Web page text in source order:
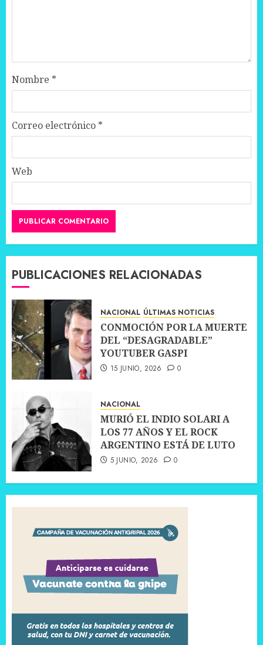
Nombre *
Correo electrónico *
Web
PUBLICACIONES RELACIONADAS
NACIONAL ÚLTIMAS NOTICIAS
CONMOCIÓN POR LA MUERTE
DEL “DESAGRADABLE”
YOUTUBER GASPI
15 JUNIO, 2026 0
NACIONAL
MURIÓ EL INDIO SOLARI A
LOS 77 AÑOS Y EL ROCK
ARGENTINO ESTÁ DE LUTO
5 JUNIO, 2026 0